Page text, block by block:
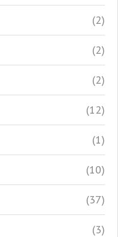
(2)
(2)
(2)
(12)
(1)
(10)
(37)
(3)